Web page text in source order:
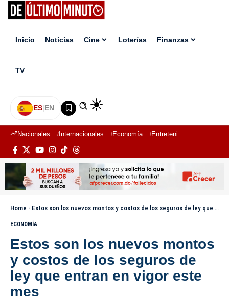
Inicio Noticias Cine Loterías Finanzas
TV
ES|EN
Nacionales Internacionales Economía Entretenimiento
Home - Estos son los nuevos montos y costos de los seguros de ley que entran en vigor este mes
ECONOMÍA
Estos son los nuevos montos
y costos de los seguros de
ley que entran en vigor este
mes